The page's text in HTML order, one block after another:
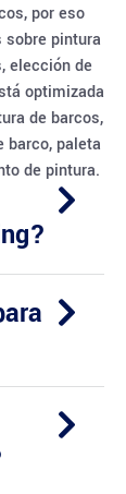
por eso
pintura
elección de
optimizada
de barcos,
barco, paleta
de pintura.